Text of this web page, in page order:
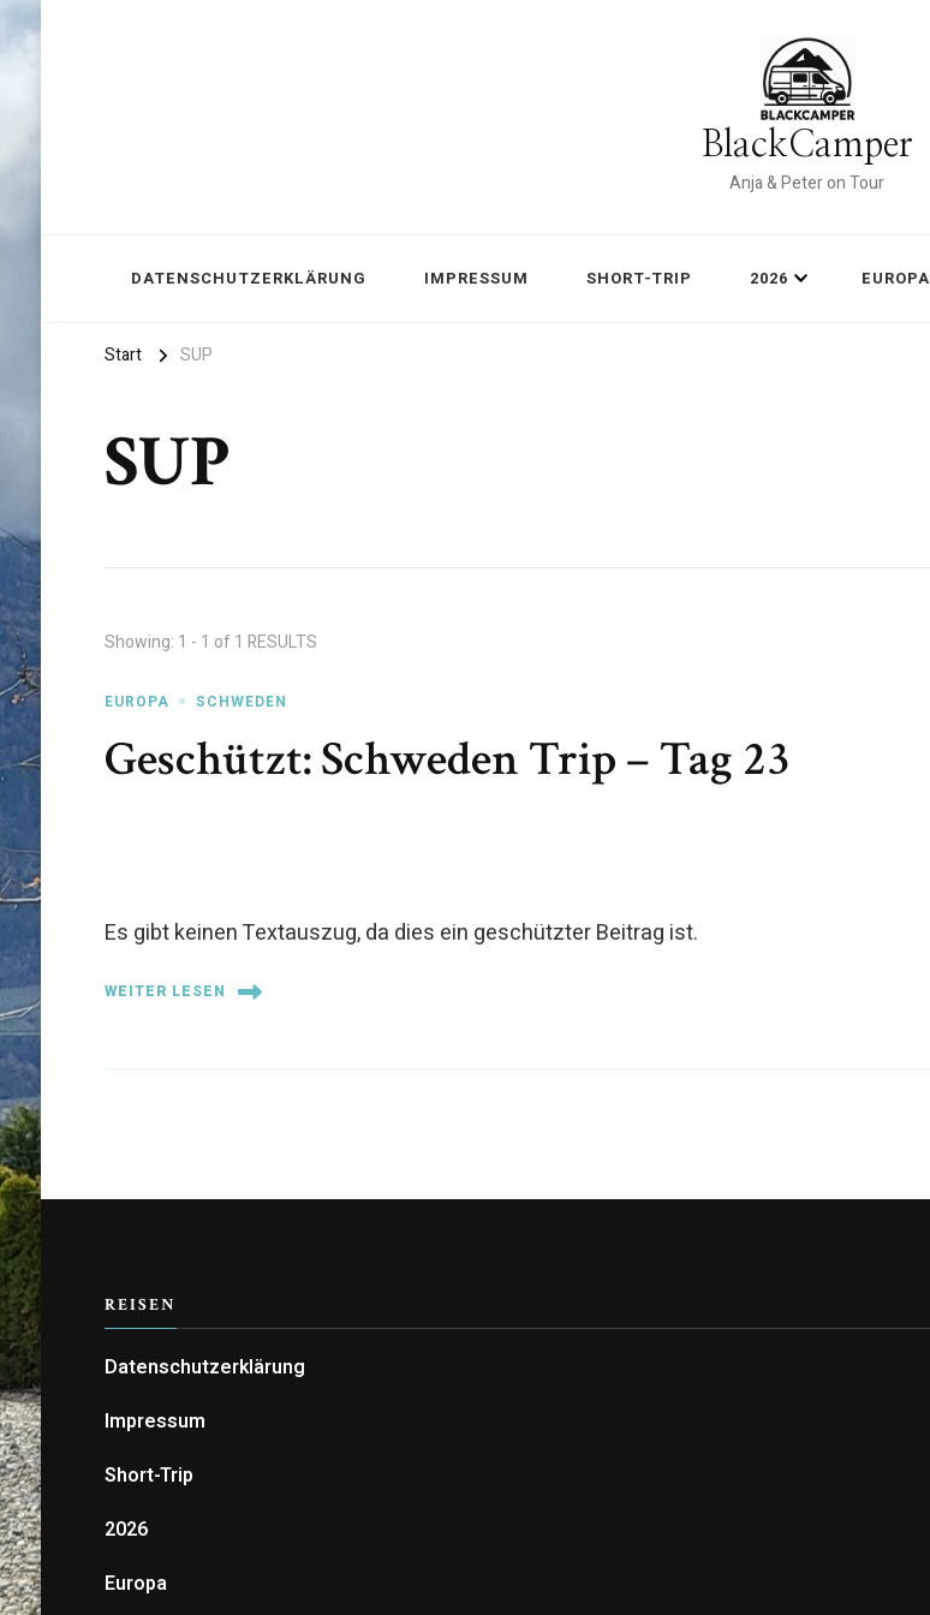
BlackCamper
Anja & Peter on Tour
DATENSCHUTZERKLÄRUNG IMPRESSUM SHORT-TRIP 2026 EUROPA
Start SUP
SUP
Showing: 1 - 1 of 1 RESULTS
EUROPA SCHWEDEN
Geschützt: Schweden Trip – Tag 23
Es gibt keinen Textauszug, da dies ein geschützter Beitrag ist.
WEITER LESEN
REISEN
Datenschutzerklärung
Impressum
Short-Trip
2026
Europa